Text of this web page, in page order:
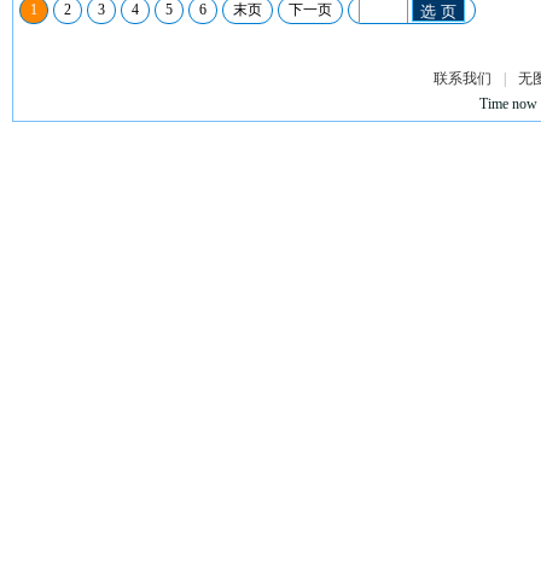
1 2 3 4 5 6 末页 下一页 选 页
联系我们
无
Time now